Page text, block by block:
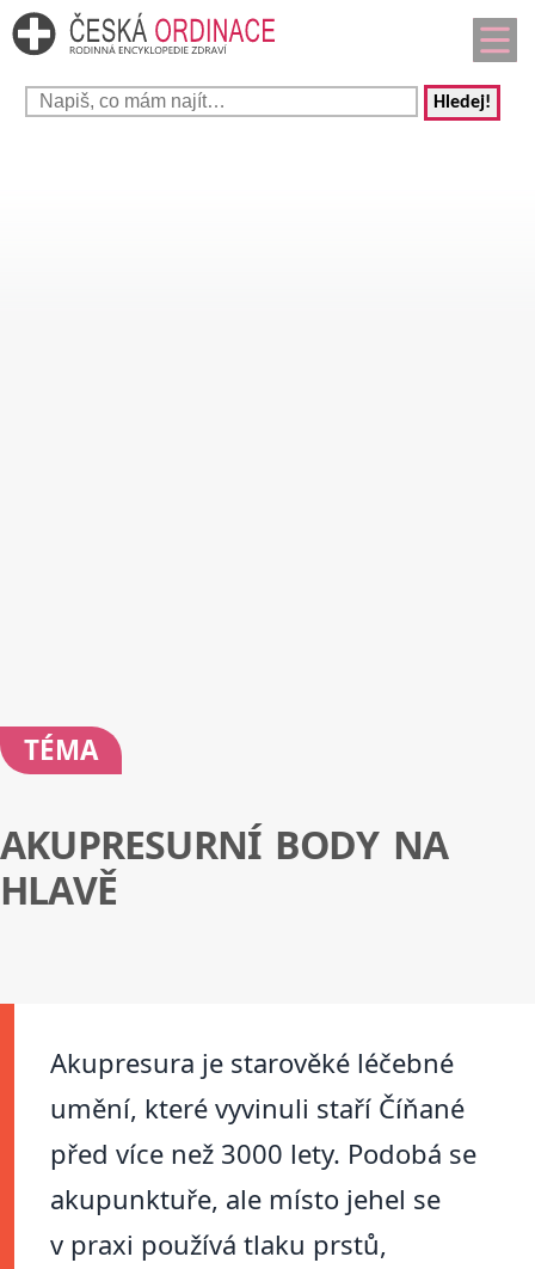
Hledej!
TÉMA
AKUPRESURNÍ BODY NA
HLAVĚ
Akupresura je starověké léčebné
umění, které vyvinuli staří Číňané
před více než 3000 lety. Podobá se
akupunktuře, ale místo jehel se
v praxi používá tlaku prstů,